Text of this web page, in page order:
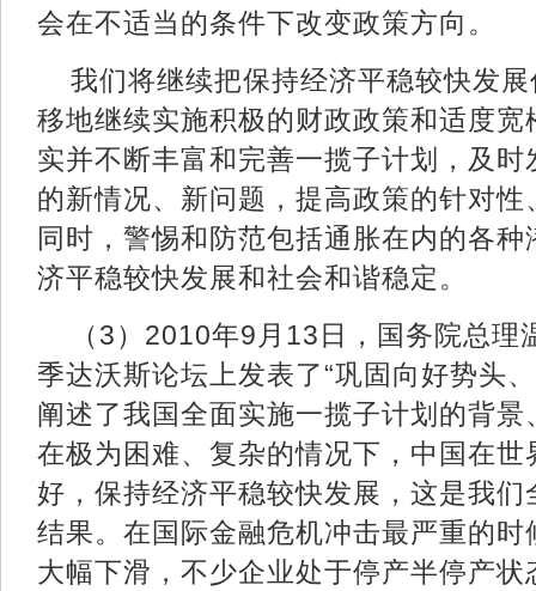
会在不适当的条件下改变政策方向。
我们将继续把保持经济平稳较快发
移地继续实施积极的财政政策和适度
实并不断丰富和完善一揽子计划，及
的新情况、新问题，提高政策的针对
同时，警惕和防范包括通胀在内的各
济平稳较快发展和社会和谐稳定。
（3）2010年9月13日，国务院总
季达沃斯论坛上发表了“巩固向好势头
阐述了我国全面实施一揽子计划的背
在极为困难、复杂的情况下，中国在
好，保持经济平稳较快发展，这是我
结果。在国际金融危机冲击最严重的
大幅下滑，不少企业处于停产半停产